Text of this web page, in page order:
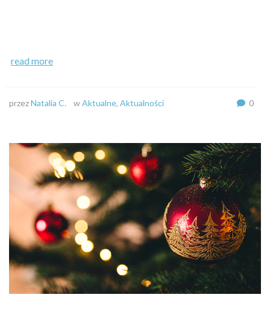
read more
przezNatalia C. wAktualne, Aktualności 0